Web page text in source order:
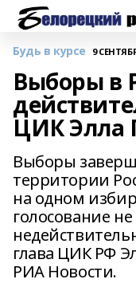
Будь в курсе 9
Выборы в
ЦИК Элла
Выборы
территории
на одном
голосование
глава ЦИК РФ
РИА Новости.